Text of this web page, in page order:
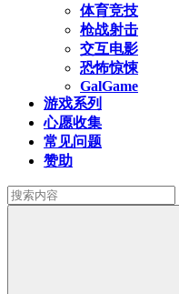
体育竞技
枪战射击
交互电影
恐怖惊悚
GalGame
游戏系列
心愿收集
常见问题
赞助